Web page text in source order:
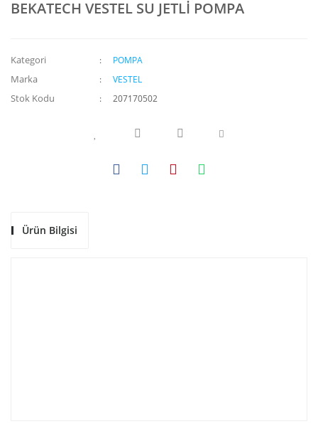
BEKATECH VESTEL SU JETLİ POMPA
Kategori POMPA
Marka VESTEL
Stok Kodu 207170502
Ürün Bilgisi